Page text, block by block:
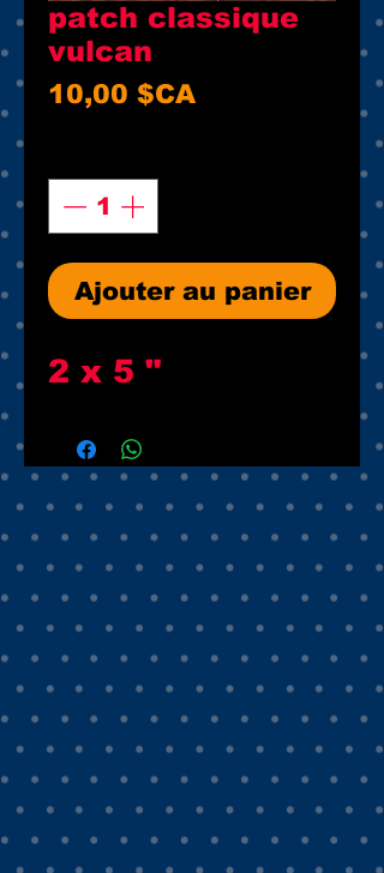
patch classique
vulcan
10,00 $CAPrix
Ajouter au panier
2 x 5 "